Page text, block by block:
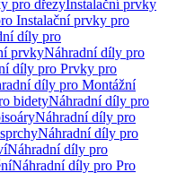
pro dřezyInstalační prvky
Instalační prvky pro
díly pro
prvkyNáhradní díly pro
díly pro Prvky pro
díly pro Montážní
bidetyNáhradní díly pro
Náhradní díly pro
Náhradní díly pro
Náhradní díly pro
Náhradní díly pro Pro